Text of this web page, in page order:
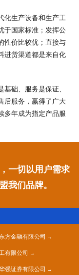
化生产设备和生产工
于国家标准；发挥公
性价比较优；直接与
进货渠道都是来自化
础、服务是保证、
后服务，赢得了广大
多年成为指定产品服
一切以用户需求
我们品牌。
方金融有限公司
有限公司
强证券有限公司